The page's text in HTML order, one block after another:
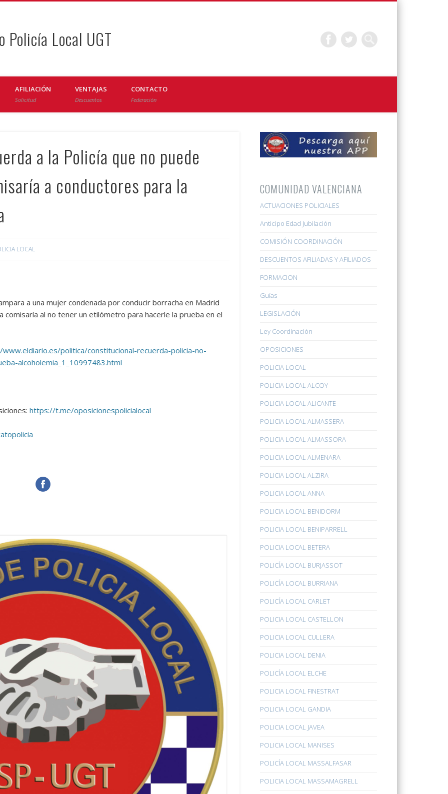
Policía Local UGT
AFILIACIÓN
Solicitud
VENTAJAS
Descuentos
CONTACTO
Federación
a la Policía que no puede
a conductores para la
LOCAL
a una mujer condenada por conducir borracha en Madrid
comisaría al no tener un etilómetro para hacerle la prueba en el
politica/constitucional-recuerda-policia-no-
alcoholemia_1_10997483.html
https://t.me/oposicionespolicialocal
COMUNIDAD VALENCIANA
ACTUACIONES POLICIALES
Anticipo Edad Jubilación
COMISIÓN COORDINACIÓN
DESCUENTOS AFILIADAS Y AFILIADOS
FORMACION
Guías
LEGISLACIÓN
Ley Coordinación
OPOSICIONES
POLICIA LOCAL
POLICIA LOCAL ALCOY
POLICIA LOCAL ALICANTE
POLICIA LOCAL ALMASSERA
POLICIA LOCAL ALMASSORA
POLICIA LOCAL ALMENARA
POLICIA LOCAL ALZIRA
POLICIA LOCAL ANNA
POLICIA LOCAL BENIDORM
POLICIA LOCAL BENIPARRELL
POLICIA LOCAL BETERA
POLICÍA LOCAL BURJASSOT
POLICÍA LOCAL BURRIANA
POLICÍA LOCAL CARLET
POLICIA LOCAL CASTELLON
POLICIA LOCAL CULLERA
POLICIA LOCAL DENIA
POLICÍA LOCAL ELCHE
POLICIA LOCAL FINESTRAT
POLICIA LOCAL GANDIA
POLICIA LOCAL JAVEA
POLICIA LOCAL MANISES
POLICÍA LOCAL MASSALFASAR
POLICIA LOCAL MASSAMAGRELL